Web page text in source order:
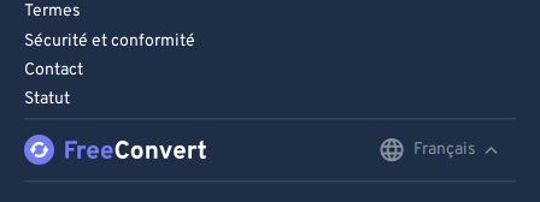
Termes
Sécurité et conformité
Contact
Statut
Français